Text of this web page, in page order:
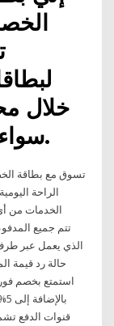
خلال
سواء كانت بالدولار أو باليورو.
الراحة
الخدمات من
حالة رد قيمة